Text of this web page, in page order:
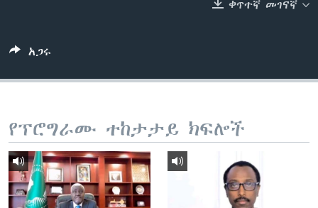
ቋንቋዎች
ቀጥተኛ መገናኛ
አጋሩ
የፕሮግራሙ ተከታታይ ክፍሎች